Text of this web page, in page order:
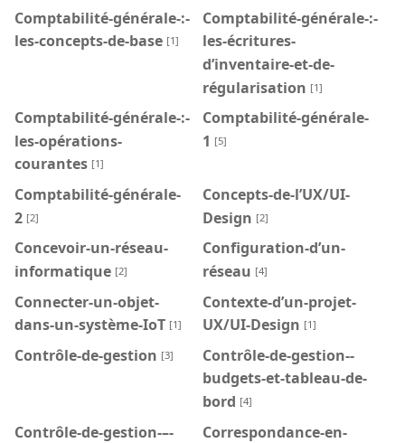
Comptabilité-générale-:-
les-concepts-de-base [1]
Comptabilité-générale-:-
les-écritures-
d’inventaire-et-de-
régularisation [1]
Comptabilité-générale-:-
les-opérations-
courantes [1]
Comptabilité-générale-
1 [5]
Comptabilité-générale-
2 [2]
Concepts-de-l’UX/UI-
Design [2]
Concevoir-un-réseau-
informatique [2]
Configuration-d’un-
réseau [4]
Connecter-un-objet-
dans-un-système-IoT [1]
Contexte-d’un-projet-
UX/UI-Design [1]
Contrôle-de-gestion [3]
Contrôle-de-gestion--
budgets-et-tableau-de-
bord [4]
Contrôle-de-gestion-–-
Correspondance-en-